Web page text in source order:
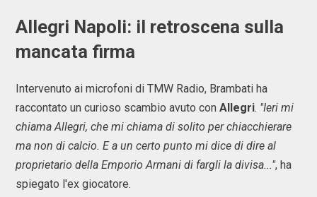
Allegri Napoli: il retroscena sulla
mancata firma
Intervenuto ai microfoni di TMW Radio, Brambati ha
raccontato un curioso scambio avuto con Allegri. "Ieri mi
chiama Allegri, che mi chiama di solito per chiacchierare
ma non di calcio. E a un certo punto mi dice di dire al
proprietario della Emporio Armani di fargli la divisa...", ha
spiegato l'ex giocatore.